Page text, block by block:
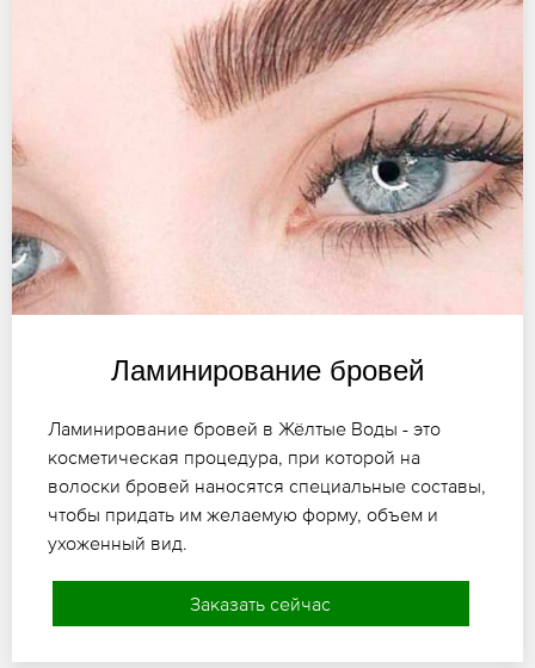
Ламинирование бровей
Ламинирование бровей в Жёлтые Воды - это
косметическая процедура, при которой на
волоски бровей наносятся специальные составы,
чтобы придать им желаемую форму, объем и
ухоженный вид.
Заказать сейчас